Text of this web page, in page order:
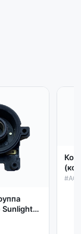
Sunlight